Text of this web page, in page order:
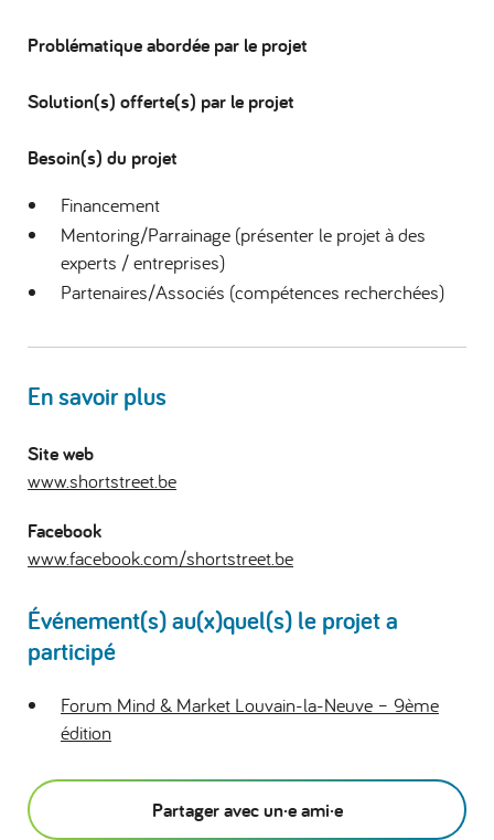
Problématique abordée par le projet
Solution(s) offerte(s) par le projet
Besoin(s) du projet
Financement
Mentoring/Parrainage (présenter le projet à des
experts / entreprises)
Partenaires/Associés (compétences recherchées)
En savoir plus
Site web
www.shortstreet.be
Facebook
www.facebook.com/shortstreet.be
Événement(s) au(x)quel(s) le projet a
participé
Forum Mind & Market Louvain-la-Neuve – 9ème
édition
Partager avec un·e ami·e